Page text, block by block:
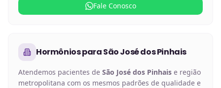
Fale Conosco
HormôniosparaSão José dos Pinhais
Atendemos pacientes de São José dos Pinhais e região
metropolitana com os mesmos padrões de qualidade e